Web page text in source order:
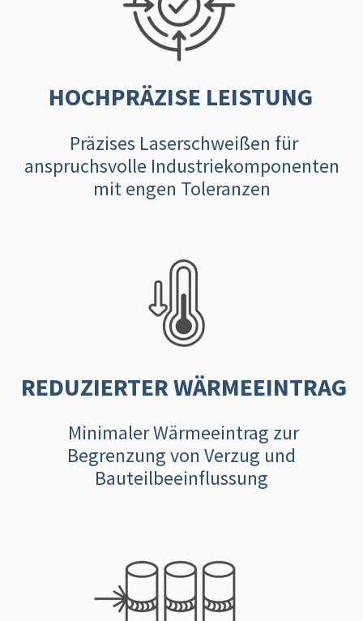
HOCHPRÄZISE LEISTUNG
Präzises Laserschweißen für
anspruchsvolle Industriekomponenten
mit engen Toleranzen
REDUZIERTER WÄRMEEINTRAG
Minimaler Wärmeeintrag zur
Begrenzung von Verzug und
Bauteilbeeinflussung